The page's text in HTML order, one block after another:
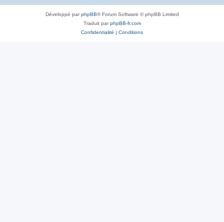
Développé parphpBB® Forum Software © phpBB Limited
Traduit parphpBB-fr.com
Confidentialité | Conditions